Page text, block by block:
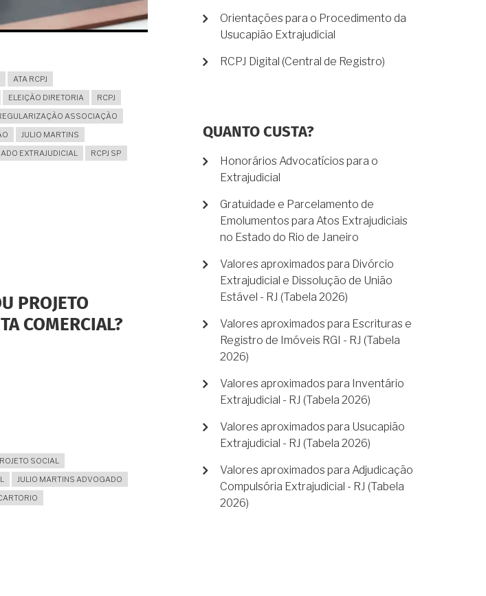
ATA RCPJ
ELEIÇÃO DIRETORIA
RCPJ
ASSOCIAÇÃO
JULIO MARTINS
EXTRAJUDICIAL
RCPJ SP
PROJETO
COMERCIAL?
SOCIAL
JULIO MARTINS ADVOGADO
Orientações para o Procedimento da
Usucapião Extrajudicial
RCPJ Digital (Central de Registro)
QUANTO CUSTA?
Honorários Advocatícios para o
Extrajudicial
Gratuidade e Parcelamento de
Emolumentos para Atos Extrajudiciais
no Estado do Rio de Janeiro
Valores aproximados para Divórcio
Extrajudicial e Dissolução de União
Estável - RJ (Tabela 2026)
Valores aproximados para Escrituras e
Registro de Imóveis RGI - RJ (Tabela
2026)
Valores aproximados para Inventário
Extrajudicial - RJ (Tabela 2026)
Valores aproximados para Usucapião
Extrajudicial - RJ (Tabela 2026)
Valores aproximados para Adjudicação
Compulsória Extrajudicial - RJ (Tabela
2026)